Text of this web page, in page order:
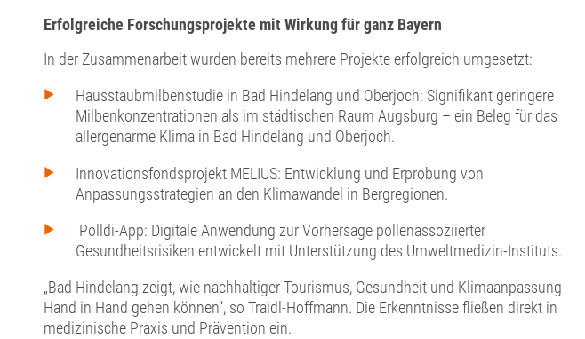
Erfolgreiche Forschungsprojekte mit Wirkung für ganz Bayern
In der Zusammenarbeit wurden bereits mehrere Projekte erfolgreich umgesetzt:
Hausstaubmilbenstudie in Bad Hindelang und Oberjoch: Signifikant geringere
Milbenkonzentrationen als im städtischen Raum Augsburg – ein Beleg für das
allergenarme Klima in Bad Hindelang und Oberjoch.
Innovationsfondsprojekt MELIUS: Entwicklung und Erprobung von
Anpassungsstrategien an den Klimawandel in Bergregionen.
Polldi-App: Digitale Anwendung zur Vorhersage pollenassoziierter
Gesundheitsrisiken entwickelt mit Unterstützung des Umweltmedizin-Instituts.
„Bad Hindelang zeigt, wie nachhaltiger Tourismus, Gesundheit und Klimaanpassung
Hand in Hand gehen können“, so Traidl-Hoffmann. Die Erkenntnisse fließen direkt in
medizinische Praxis und Prävention ein.